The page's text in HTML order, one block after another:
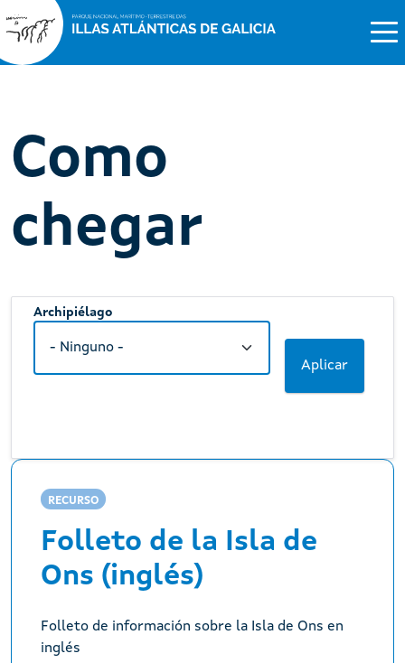
Como
chegar
Archipiélago
RECURSO
Folleto de la Isla de
Ons (inglés)
Folleto de información sobre la Isla de Ons en
inglés